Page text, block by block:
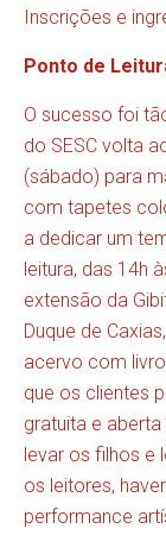
Inscrições e
Ponto de
O sucesso foi
do SESC volta
(sábado) para
com tapetes
a dedicar um
leitura, das 14h
extensão da
Duque de
acervo com
que os clientes
gratuita e
levar os filhos e
os leitores,
performance